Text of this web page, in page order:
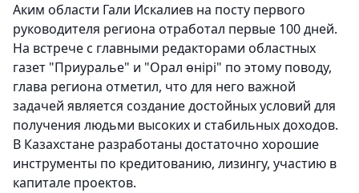
Аким области Гали Искалиев на посту первого
руководителя региона отработал первые 100 дней.
На встрече с главными редакторами областных
газет "Приуралье" и "Орал өнірі" по этому поводу,
глава региона отметил, что для него важной
задачей является создание достойных условий для
получения людьми высоких и стабильных доходов.
В Казахстане разработаны достаточно хорошие
инструменты по кредитованию, лизингу, участию в
капитале проектов.